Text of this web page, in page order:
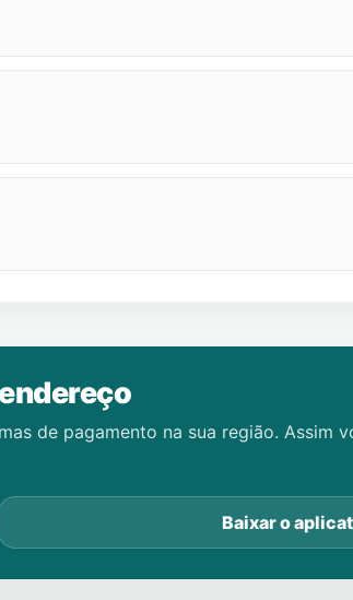
de pagamento na sua região. Assim
Baixar o